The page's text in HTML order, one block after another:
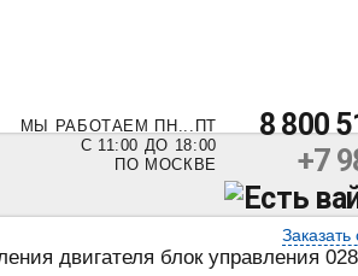
МЫ РАБОТАЕМ ПН...ПТ
С 11:00 ДО 18:00
ПО МОСКВЕ
8 800
+7
двигателя блок управления